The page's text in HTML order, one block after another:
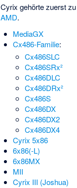
Cyrix gehörte zuerst zu
AMD.
MediaGX
Cx486-Familie:
Cx486SLC
Cx486SRx²
Cx486DLC
Cx486DRx²
Cx486S
Cx486DX
Cx486DX2
Cx486DX4
Cyrix 5x86
6x86(-L)
6x86MX
MII
Cyrix III (Joshua)